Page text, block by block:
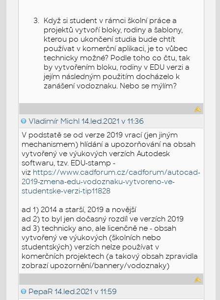
Když si student v rámci školní práce a
projektů vytvoří bloky, rodiny a šablony,
kterou po ukončení studia bude chtít
používat v komerční aplikaci, je to vůbec
technicky možné? Podle toho co čtu, tak
by vytvořením bloku, rodiny v EDU verzi a
jejím následným použitím docházelo k
zanášení vodoznaku. Nebo se mýlím?
Vladimír Michl 14.led.2021 v 11:36
V podstatě se od verze 2019 vrací (jen jiným
mechanismem) hlídání a upozorňování na obsah
vytvořený ve výukových verzích Autodesk
softwaru, tzv. EDU-stamp -
viz https://www.cadforum.cz/cadforum/autocad-
2019-zmena-edu-vodoznaku-vytvoreno-ve-
studentske-verzi-tip11828
ad 1) 2014 a starší, 2019 a novější
ad 2) to byl jen dočasný rozdíl ve verzích 2019
ad 3) technicky ano, ale licenčně ne - obsah
vytvořený ve výukových (školních nebo
studentských) verzích nelze používat v
komerčních projektech (a takový obsah zpravidla
zobrazí upozornění/bannery/vodoznaky)
PepaR 14.led.2021 v 11:59